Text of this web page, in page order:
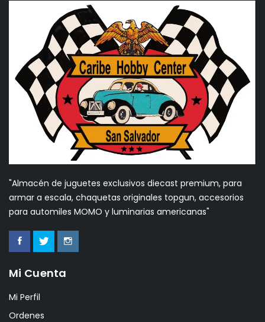
"Almacén de juguetes exclusivos diecast premium, para
armar a escala, chaquetas originales topgun, accesorios
para automiles MOMO y luminarias americanas"
Mi Cuenta
Mi Perfil
Ordenes